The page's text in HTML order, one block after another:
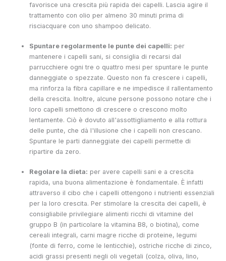
favorisce una crescita più rapida dei capelli. Lascia agire il
trattamento con olio per almeno 30 minuti prima di
risciacquare con uno shampoo delicato.
Spuntare regolarmente le punte dei capelli: per
mantenere i capelli sani, si consiglia di recarsi dal
parrucchiere ogni tre o quattro mesi per spuntare le punte
danneggiate o spezzate. Questo non fa crescere i capelli,
ma rinforza la fibra capillare e ne impedisce il rallentamento
della crescita. Inoltre, alcune persone possono notare che i
loro capelli smettono di crescere o crescono molto
lentamente. Ciò è dovuto all'assottigliamento e alla rottura
delle punte, che dà l'illusione che i capelli non crescano.
Spuntare le parti danneggiate dei capelli permette di
ripartire da zero.
Regolare la dieta: per avere capelli sani e a crescita
rapida, una buona alimentazione è fondamentale. È infatti
attraverso il cibo che i capelli ottengono i nutrienti essenziali
per la loro crescita. Per stimolare la crescita dei capelli, è
consigliabile privilegiare alimenti ricchi di vitamine del
gruppo B (in particolare la vitamina B8, o biotina), come
cereali integrali, carni magre ricche di proteine, legumi
(fonte di ferro, come le lenticchie), ostriche ricche di zinco,
acidi grassi presenti negli oli vegetali (colza, oliva, lino,